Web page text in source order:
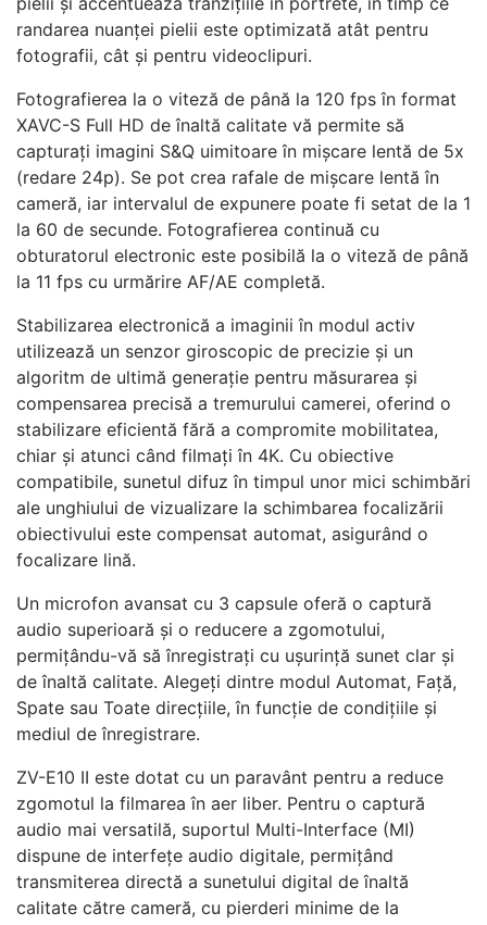
randarea nuanței pielii este optimizată atât pentru
fotografii, cât și pentru videoclipuri.
Fotografierea la o viteză de până la 120 fps în format
XAVC-S Full HD de înaltă calitate vă permite să
capturați imagini S&Q uimitoare în mișcare lentă de 5x
(redare 24p). Se pot crea rafale de mișcare lentă în
cameră, iar intervalul de expunere poate fi setat de la 1
la 60 de secunde. Fotografierea continuă cu
obturatorul electronic este posibilă la o viteză de până
la 11 fps cu urmărire AF/AE completă.
Stabilizarea electronică a imaginii în modul activ
utilizează un senzor giroscopic de precizie și un
algoritm de ultimă generație pentru măsurarea și
compensarea precisă a tremurului camerei, oferind o
stabilizare eficientă fără a compromite mobilitatea,
chiar și atunci când filmați în 4K. Cu obiective
compatibile, sunetul difuz în timpul unor mici schimbări
ale unghiului de vizualizare la schimbarea focalizării
obiectivului este compensat automat, asigurând o
focalizare lină.
Un microfon avansat cu 3 capsule oferă o captură
audio superioară și o reducere a zgomotului,
permițându-vă să înregistrați cu ușurință sunet clar și
de înaltă calitate. Alegeți dintre modul Automat, Față,
Spate sau Toate direcțiile, în funcție de condițiile și
mediul de înregistrare.
ZV-E10 II este dotat cu un paravânt pentru a reduce
zgomotul la filmarea în aer liber. Pentru o captură
audio mai versatilă, suportul Multi-Interface (MI)
dispune de interfețe audio digitale, permițând
transmiterea directă a sunetului digital de înaltă
calitate către cameră, cu pierderi minime de la